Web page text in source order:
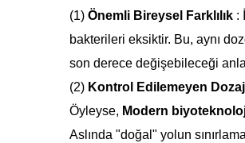
(1) Önemli Bireysel Farklılık :
bakterileri eksiktir. Bu, aynı
son derece değişebileceği
(2) Kontrol Edilemeyen
Öyleyse, Modern
Aslında "doğal" yolun